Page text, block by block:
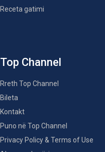
Receta gatimi
Top Channel
Rreth Top Channel
Bileta
Kontakt
Puno në Top Channel
Privacy Policy & Terms of Use